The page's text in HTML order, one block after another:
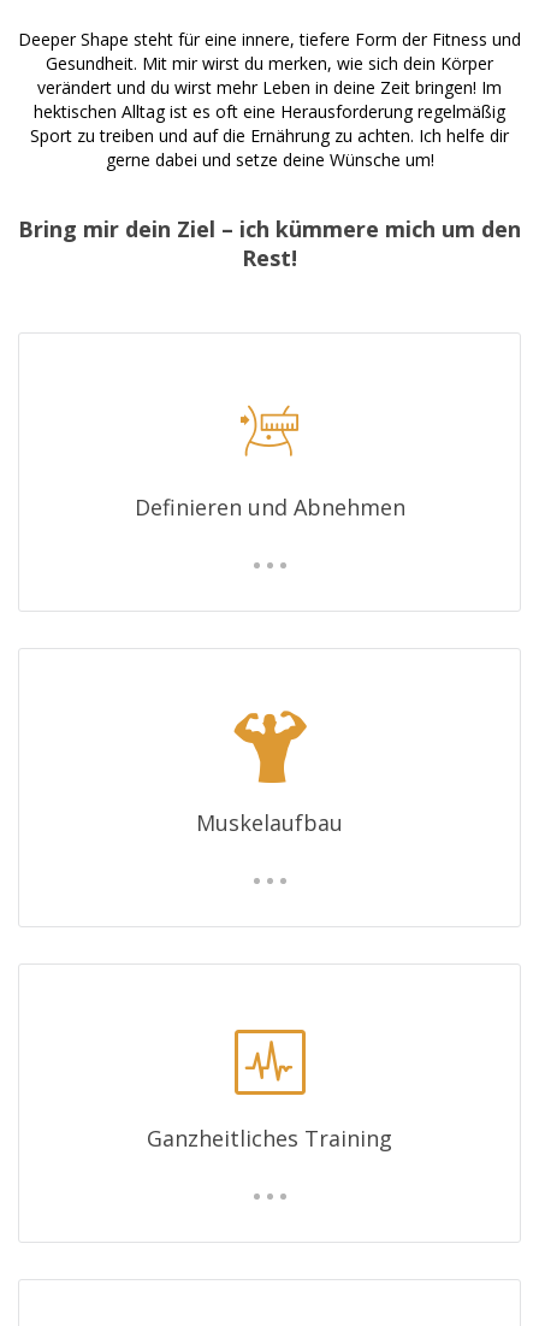
Deeper Shape steht für eine innere, tiefere Form der Fitness und
Gesundheit. Mit mir wirst du merken, wie sich dein Körper
verändert und du wirst mehr Leben in deine Zeit bringen! Im
hektischen Alltag ist es oft eine Herausforderung regelmäßig
Sport zu treiben und auf die Ernährung zu achten. Ich helfe dir
gerne dabei und setze deine Wünsche um!
Bring mir dein Ziel – ich kümmere mich um den
Rest!
Definieren und Abnehmen
Muskelaufbau
Ganzheitliches Training